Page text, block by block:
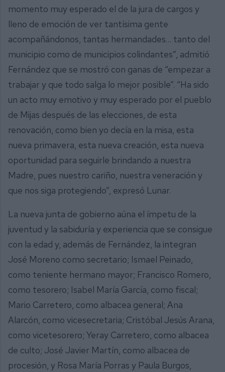
momento muy esperado el de la jura de cargos y
lleno de emoción de ver tantísima gente
acompañándonos, tantas hermandades… tanto del
municipio como de municipios colindantes”, admitió
Fernández que se mostró con ganas de “empezar a
trabajar y que todo salga lo mejor posible”. “Ha sido
un acto muy emotivo y muy esperado por el pueblo
de Mijas después de las elecciones, de esta
renovación, como bien yo decía en la misa, esta
nueva primavera, esta nueva creación, esta nueva
oportunidad para seguirle brindando a nuestra
Madre, pues nuestro cariño, nuestra veneración y
que nos siga protegiendo”, expresó Lunar.
La nueva junta de gobierno aúna el ímpetu de la
juventud y la sabiduría y experiencia que se consigue
con la edad y, además de Fernández, la integran
José Moreno como secretario; Ismael Peinado,
como teniente hermano mayor; Francisco Romero,
como tesorero; Isabel María García, como fiscal;
Mario Carretero, como albacea general; Ana
Alarcón, como vicesecretaria; Cristóbal Jesús Arana,
como vicetesorero; Yeray Carretero, como albacea
de culto; José Javier Martín, como albacea de
procesión, y Rosa María Porras y Paula Burgos,